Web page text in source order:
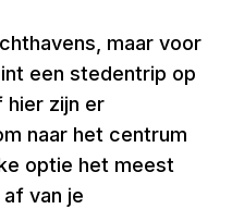
maar voor
een stedentrip op
hier zijn er
naar het centrum
optie het meest
van je